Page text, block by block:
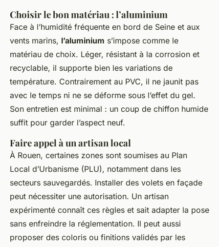
Choisir le bon matériau : l’aluminium
Face à l’humidité fréquente en bord de Seine et aux
vents marins, l’aluminium s’impose comme le
matériau de choix. Léger, résistant à la corrosion et
recyclable, il supporte bien les variations de
température. Contrairement au PVC, il ne jaunit pas
avec le temps ni ne se déforme sous l’effet du gel.
Son entretien est minimal : un coup de chiffon humide
suffit pour garder l’aspect neuf.
Faire appel à un artisan local
À Rouen, certaines zones sont soumises au Plan
Local d’Urbanisme (PLU), notamment dans les
secteurs sauvegardés. Installer des volets en façade
peut nécessiter une autorisation. Un artisan
expérimenté connaît ces règles et sait adapter la pose
sans enfreindre la réglementation. Il peut aussi
proposer des coloris ou finitions validés par les